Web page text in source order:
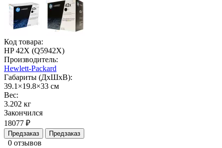
Код товара:
HP 42X (Q5942X)
Производитель:
Hewlett-Packard
Габариты (ДхШхВ):
39.1×19.8×33 см
Вес:
3.202 кг
Закончился
18077 ₽
Предзаказ Предзаказ
0 отзывов